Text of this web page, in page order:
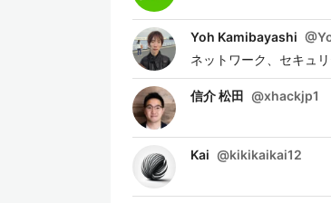
Yoh Kamibayashi @
ネットワーク、セキュ
信介 松田 @xhackjp1
Kai @kikikaikai12